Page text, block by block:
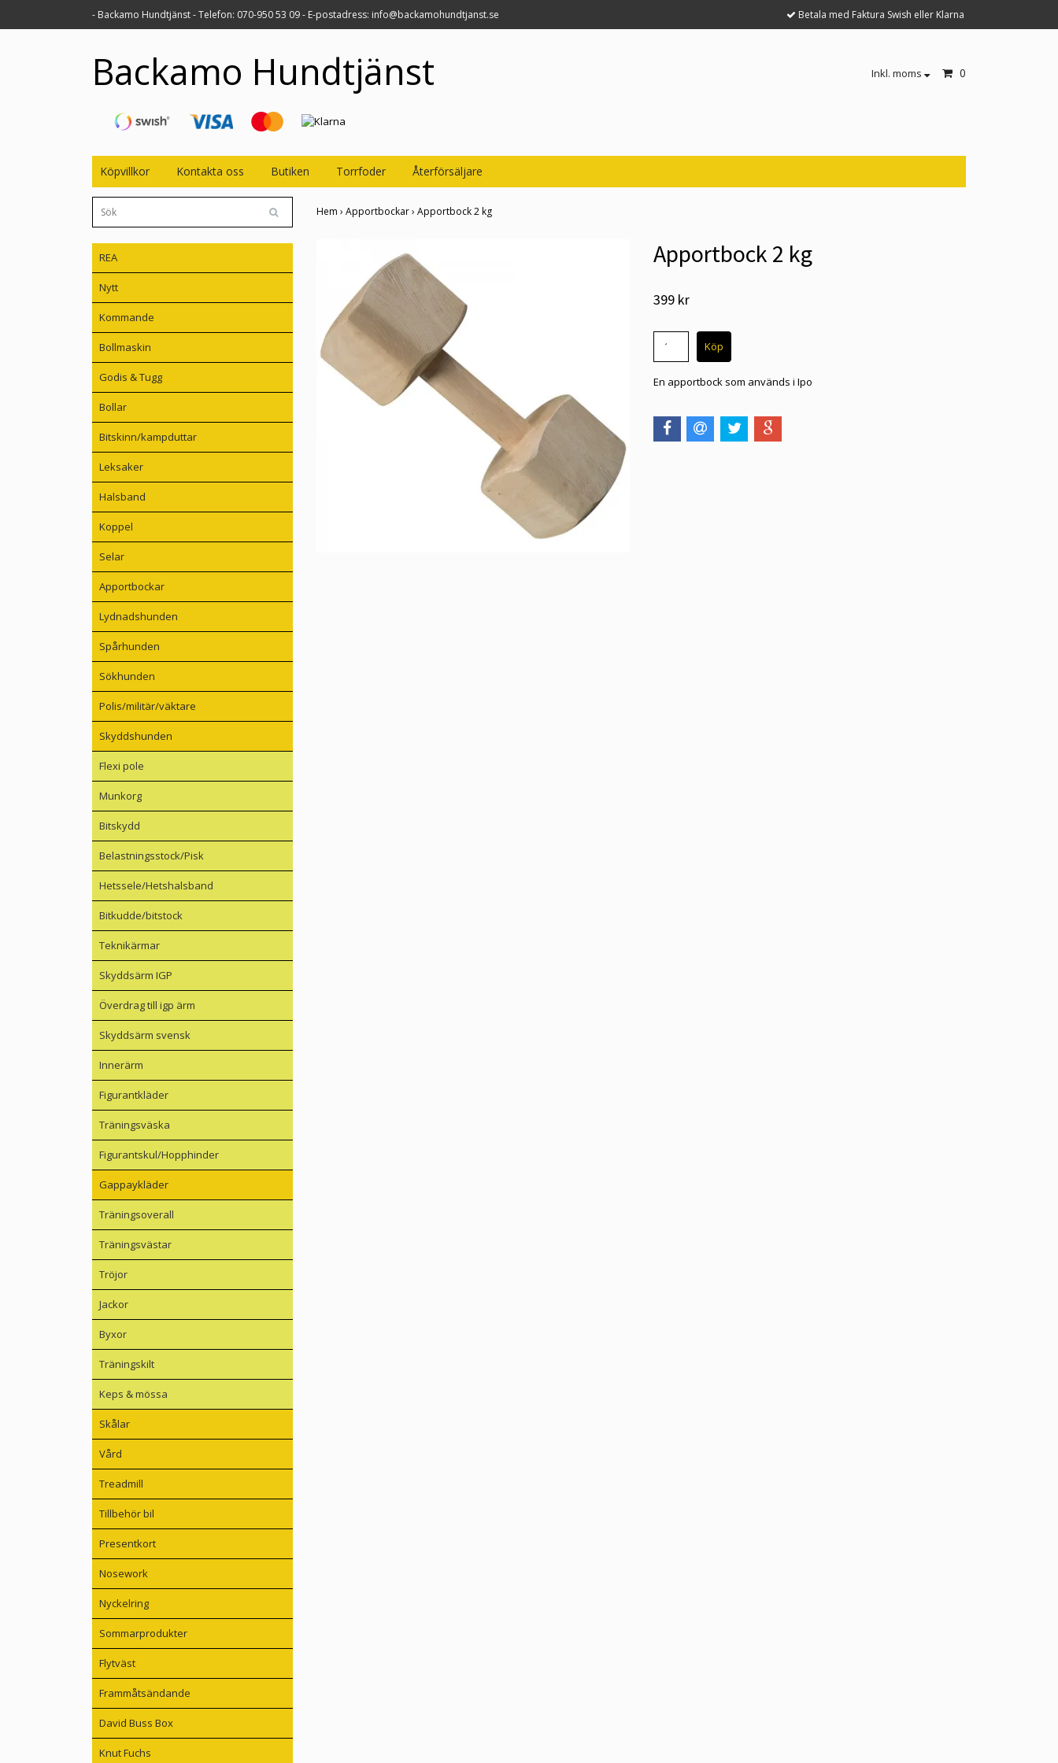
- Backamo Hundtjänst - Telefon: 070-950 53 09 - E-postadress: info@backamohundtjanst.se Betala med Faktura Swish eller Klarna
Backamo Hundtjänst Inkl. moms 0
Köpvillkor Kontakta oss Butiken Torrfoder Återförsäljare
REA
Nytt
Kommande
Bollmaskin
Godis & Tugg
Bollar
Bitskinn/kampduttar
Leksaker
Halsband
Koppel
Selar
Apportbockar
Lydnadshunden
Spårhunden
Sökhunden
Polis/militär/väktare
Skyddshunden
Flexi pole
Munkorg
Bitskydd
Belastningsstock/Pisk
Hetssele/Hetshalsband
Bitkudde/bitstock
Teknikärmar
Skyddsärm IGP
Överdrag till igp ärm
Skyddsärm svensk
Innerärm
Figurantkläder
Träningsväska
Figurantskul/Hopphinder
Gappaykläder
Träningsoverall
Träningsvästar
Tröjor
Jackor
Byxor
Träningskilt
Keps & mössa
Skålar
Vård
Treadmill
Tillbehör bil
Presentkort
Nosework
Nyckelring
Sommarprodukter
Flytväst
Frammåtsändande
David Buss Box
Knut Fuchs
Hem › Apportbockar› Apportbock 2 kg
Apportbock 2 kg
399 kr
En apportbock som används i Ipo